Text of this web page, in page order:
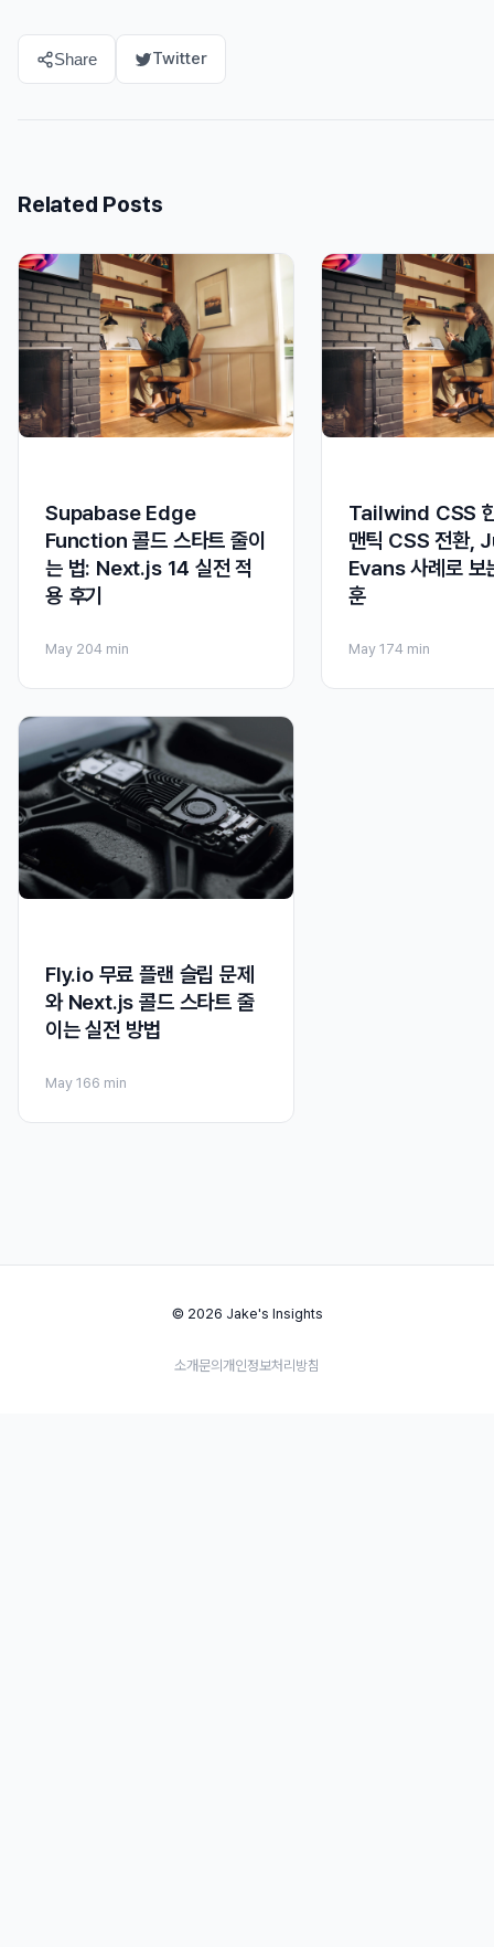
Share Twitter
Related Posts
Supabase Edge
Function 콜드 스타트 줄이
는 법: Next.js 14 실전 적
용 후기
May 204 min
Tailwind CSS
맨틱 CSS 전환,
Evans 사례로 보
훈
May 174 min
Fly.io 무료 플랜 슬립 문제
와 Next.js 콜드 스타트 줄
이는 실전 방법
May 166 min
© 2026 Jake's Insights
소개문의 개인정보처리방침